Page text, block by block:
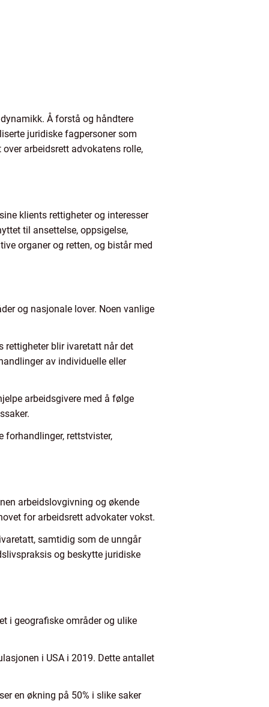
Å forstå og håndtere
juridiske fagpersoner som
arbeidsrett advokatens rolle,
klients rettigheter og interesser
til ansettelse, oppsigelse,
organer og retten, og bistår med
og nasjonale lover. Noen vanlige
rettigheter blir ivaretatt når det
av individuelle eller
arbeidsgivere med å følge
forhandlinger, rettstvister,
arbeidslovgivning og økende
for arbeidsrett advokater vokst.
samtidig som de unngår
og beskytte juridiske
i geografiske områder og ulike
i USA i 2019. Dette antallet
en økning på 50% i slike saker